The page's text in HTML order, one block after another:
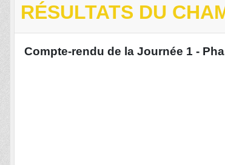
RÉSULTATS DU
Compte-rendu de la Journée 1 -